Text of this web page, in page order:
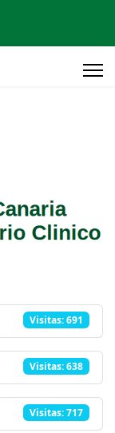
Visitas: 691
Visitas: 638
Visitas: 717